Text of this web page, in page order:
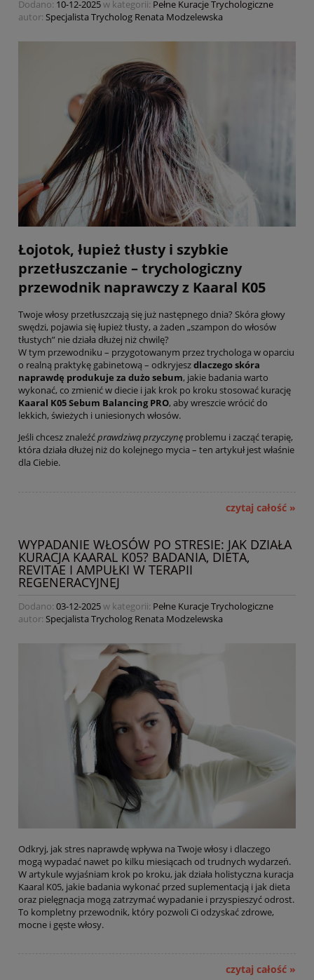
Dodano: 10-12-2025w kategorii: Pełne Kuracje Trychologiczne
autor: Specjalista Trycholog Renata Modzelewska
Łojotok, łupież tłusty i szybkie
przetłuszczanie – trychologiczny
przewodnik naprawczy z Kaaral K05
Twoje włosy przetłuszczają się już następnego dnia? Skóra głowy
swędzi, pojawia się łupież tłusty, a żaden „szampon do włosów
tłustych” nie działa dłużej niż chwilę?
W tym przewodniku – przygotowanym przez trychologa w oparciu
o realną praktykę gabinetową – odkryjeszdlaczego skóra
naprawdę produkuje za dużo sebum, jakie badania warto
wykonać, co zmienić w diecie i jak krok po kroku stosować kurację
Kaaral K05 Sebum Balancing PRO, aby wreszcie wrócić do
lekkich, świeżych i uniesionych włosów.
Jeśli chcesz znaleźćprawdziwą przyczynę problemu i zacząć terapię,
która działa dłużej niż do kolejnego mycia – ten artykuł jest właśnie
dla Ciebie.
czytaj całość »
WYPADANIE WŁOSÓW PO STRESIE: JAK DZIAŁA
KURACJA KAARAL K05? BADANIA, DIETA,
REVITAE I AMPUŁKI W TERAPII
REGENERACYJNEJ
Dodano: 03-12-2025w kategorii: Pełne Kuracje Trychologiczne
autor: Specjalista Trycholog Renata Modzelewska
Odkryj, jak stres naprawdę wpływa na Twoje włosy i dlaczego
mogą wypadać nawet po kilku miesiącach od trudnych wydarzeń.
W artykule wyjaśniam krok po kroku, jak działa holistyczna kuracja
Kaaral K05, jakie badania wykonać przed suplementacją i jak dieta
oraz pielęgnacja mogą zatrzymać wypadanie i przyspieszyć odrost.
To kompletny przewodnik, który pozwoli Ci odzyskać zdrowe,
mocne i gęste włosy.
czytaj całość »